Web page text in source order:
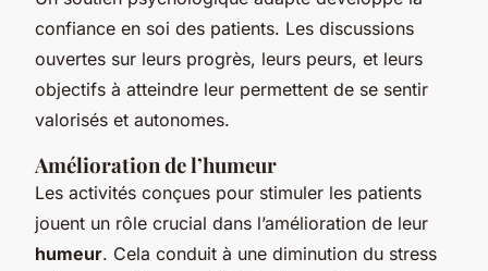
confiance en soi des patients. Les discussions
ouvertes sur leurs progrès, leurs peurs, et leurs
objectifs à atteindre leur permettent de se sentir
valorisés et autonomes.
Amélioration de l’humeur
Les activités conçues pour stimuler les patients
jouent un rôle crucial dans l’amélioration de leur
humeur. Cela conduit à une diminution du stress